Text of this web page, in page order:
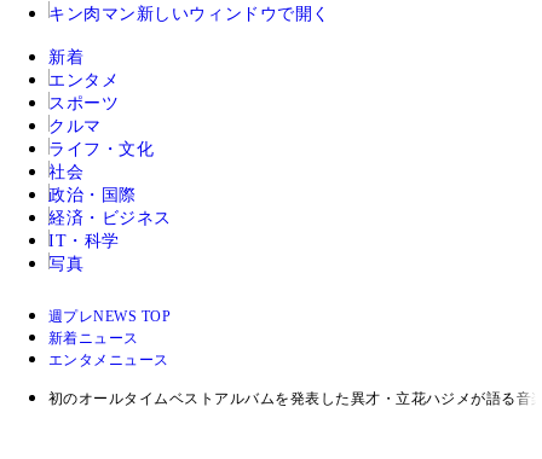
キン肉マン 新しいウィンドウで開く
新着
エンタメ
スポーツ
クルマ
ライフ・文化
社会
政治・国際
経済・ビジネス
IT・科学
写真
週プレNEWS TOP
新着ニュース
エンタメニュース
初のオールタイムベストアルバムを発表した異才・立花ハジメが語る